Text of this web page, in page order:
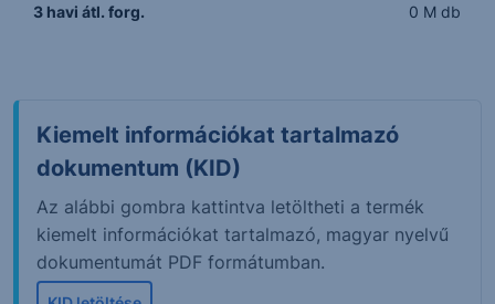
3 havi átl. forg.
0 M db
Kiemelt információkat tartalmazó
dokumentum (KID)
Az alábbi gombra kattintva letöltheti a termék
kiemelt információkat tartalmazó, magyar nyelvű
dokumentumát PDF formátumban.